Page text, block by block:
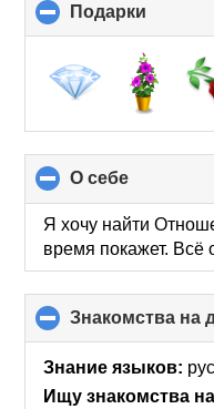
Подарки
to
collapse
О себе
to
collapse
contents
Я хочу найти
время покажет. Всё
Знакомства на
Знание языков:
Ищу знакомства